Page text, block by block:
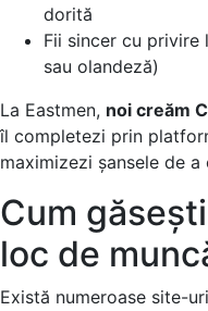
dorită
Fii sincer cu privire
sau olandeză)
La Eastmen, noi creăm
îl completezi prin
maximizezi șansele de
Cum
loc de
Există numeroase site-